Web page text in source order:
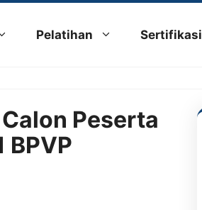
Pelatihan Sertifikasi
Peserta
BPVP